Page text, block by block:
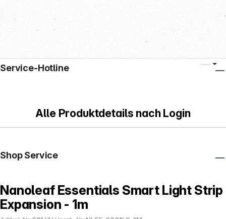
Alle Produktdetails nach Login
Nanoleaf Essentials Smart Light Strip
Expansion - 1m
Service-Hotline
Shop Service